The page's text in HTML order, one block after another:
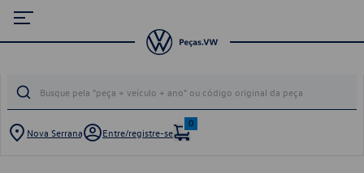
Nova Serrana Entre/registre-se
0